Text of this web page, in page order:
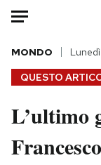
HOME
Italia
Politica
QUESTO
MONDO
L’ultimo